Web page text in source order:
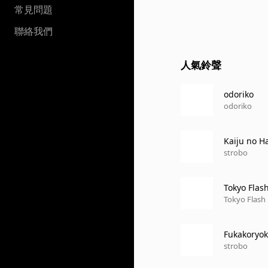
常見問題
聯絡我們
人氣鈴聲
odoriko
odoriko
Kaiju no
strobo
Tokyo Flash
Tokyo Flash
strobo